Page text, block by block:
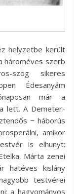
helyzetbe került
hároméves szerb
szög sikeres
Édesanyám
már a
lett. A Demeter-
− háborús
amikor
is elhunyt:
Márta zenei
hatéves kislány
testvérei
a hagyományos